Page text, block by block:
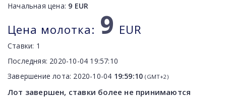
Начальная цена: 9 EUR
Цена молотка: 9 EUR
Ставки: 1
Последняя: 2020-10-04 19:57:10
Завершение лота: 2020-10-04 19:59:10 (GMT+2)
Лот завершен, ставки более не принимаются